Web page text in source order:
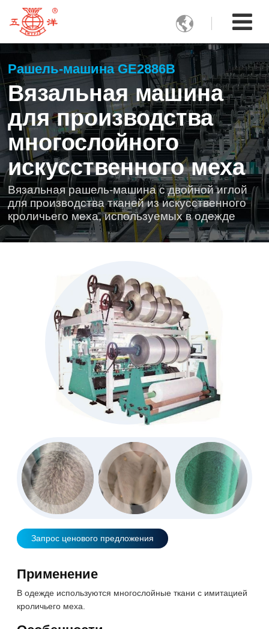

Рашель-машина GE2886B
Вязальная машина
для производства
многослойного
искусственного меха
Вязальная рашель-машина с двойной иглой
для производства тканей из искусственного
кроличьего меха, используемых в одежде
Запрос ценового предложения
Применение
В одежде используются многослойные ткани с имитацией
кроличьего меха.